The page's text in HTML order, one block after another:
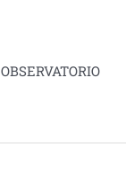
OBSERVATORIO